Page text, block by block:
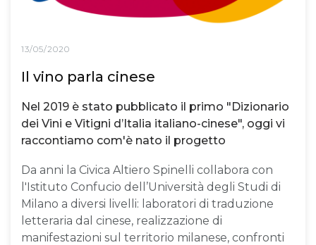
13/05/2020
Il vino parla cinese
Nel 2019 è stato pubblicato il primo "Dizionario
dei Vini e Vitigni d’Italia italiano-cinese", oggi vi
raccontiamo com'è nato il progetto
Da anni la Civica Altiero Spinelli collabora con
l'Istituto Confucio dell’Università degli Studi di
Milano a diversi livelli: laboratori di traduzione
letteraria dal cinese, realizzazione di
manifestazioni sul territorio milanese, confronti